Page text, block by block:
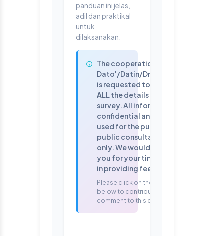
panduan ini jelas,
adil dan praktikal
untuk
dilaksanakan.
The cooperation of
Dato'/Datin/Dr./Sir/Madam
is requested to complete
ALLthe details in the
survey. All information is
confidential and will be
used for the purpose of this
public consultation session
only. We would like to thank
you for your time and effort
in providing feedback.
Please click on the button
below to contribute your
comment to this consultation.